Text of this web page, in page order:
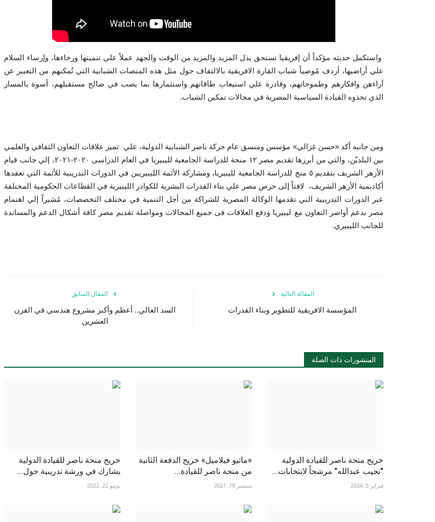
واستكمل حديثه مؤكداً أن إفريقيا تستحق بذل المزيد والمزيد من الوقت والجهد عملاً علي تنميتها ورخاءها، وإرساء السلام
علي أراضيها، أردف مُوصياً شباب القارة الافريقية بالالتفاف حول مثل هذه المنصات الشبابية التي تُمكنهم من التعبير عن
آراءهن وافكارهم وطموحاتهم، وقادرة علي استيعاب طاقاتهم واستثمارها بما يصب في صالح مستقبلهم، أسوة بالمسار
الذي تحذوه القيادة السياسية المصرية في مجالات تمكين الشباب.
ومن جانبه أكد «حسن غزالي» مؤسس ومنسق عام حركة ناصر الشبابية الدولية، علي تميز علاقات التعاون الثقافي والعلمي
بين البلديّن، والتي من أبرزها تقديم مصر ١٢ منحة للدراسة الجامعية لليبيريا في العام الدراسى ٢٠٢٠-٢٠٢١، إلي جانب قيام
الأزهر الشريف بتقديم ٥ منح للدراسة الجامعية لليبيريا، ومشاركة الأئمة الليبيريين في الدورات التدريبية للأئمة التي تعقدها
أكاديمية الأزهر الشريف، لافتاً إلى حرص مصر علي بناء القدرات البشرية للكوادر الليبيرية في القطاعات الحكومية المختلفة
عبر الدورات التدريبية التي تقدمها الوكالة المصرية للشراكة من أجل التنمية في مختلف التخصصات، مُشيراً إلي اهتمام
مصر بدعم أواصر التعاون مع ليبيريا ودفع العلاقات فى جميع المجالات ومواصلة تقديم مصر كافة أشكال الدعم والمساندة
للجانب الليبيري.
المقال السابق
السد العالي.. أعظم وأكبر مشروع هندسي في القرن
العشرين
المقالة التالية
المؤسسة الافريقية للتطوير وبناء القدرات
المنشورات ذات الصلة
خريج منحة ناصر للقيادة الدولية
"نجيب عبدالله" مرشحاً لانتخابات...
فبراير 5, 2024
«ماتيو فيلاميل» خريج الدفعة الثانية
من منحة ناصر للقيادة...
سبتمبر 18, 2021
خريج منحة ناصر للقيادة الدولية
يشارك في ورشة تدريبية حول...
يونيو 22, 2022